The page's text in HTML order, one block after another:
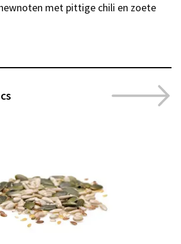
met pittige chili en zoete